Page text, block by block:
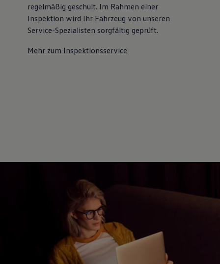
regelmäßig geschult. Im Rahmen einer
Inspektion wird Ihr Fahrzeug von unseren
Service-Spezialisten sorgfältig geprüft.
Mehr zum Inspektionsservice